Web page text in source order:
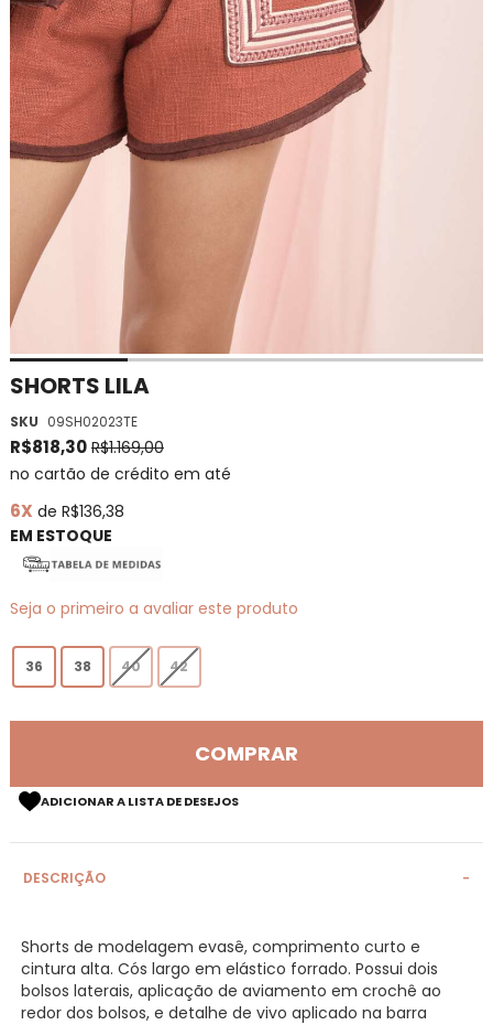
SHORTS LILA
SKU 09SH02023TE
R$818,30 R$1.169,00
no cartão de crédito em até
6X de R$136,38
EM ESTOQUE
Seja o primeiro a avaliar este produto
36 38 40 42
COMPRAR
ADICIONAR A LISTA DE DESEJOS
DESCRIÇÃO
Shorts de modelagem evasê, comprimento curto e
cintura alta. Cós largo em elástico forrado. Possui dois
bolsos laterais, aplicação de aviamento em crochê ao
redor dos bolsos, e detalhe de vivo aplicado na barra
Saltar
o
início
da
de
imagens